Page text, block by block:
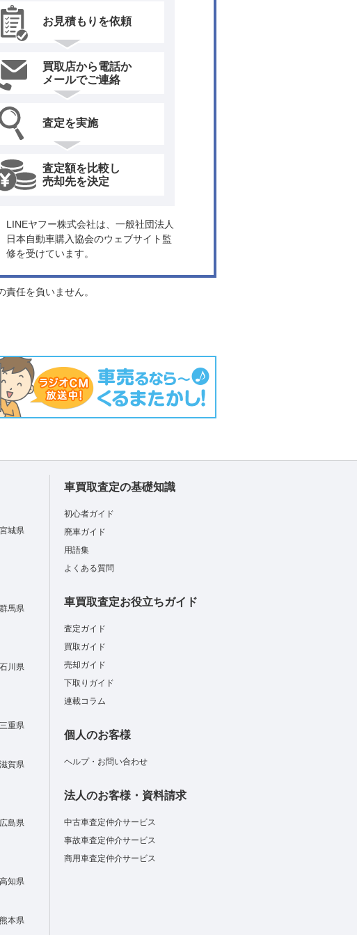
お見積もりを依頼
買取店から電話か
メールでご連絡
査定を実施
査定額を比較し
売却先を決定
LINEヤフー株式会社は、一般社団法人
日本自動車購入協会のウェブサイト監
修を受けています。
任を負いません。
宮城県
群馬県
石川県
三重県
滋賀県
広島県
高知県
熊本県
車買取査定の基礎知識
初心者ガイド
廃車ガイド
用語集
よくある質問
車買取査定お役立ちガイド
査定ガイド
買取ガイド
売却ガイド
下取りガイド
連載コラム
個人のお客様
ヘルプ・お問い合わせ
法人のお客様・資料請求
中古車査定仲介サービス
事故車査定仲介サービス
商用車査定仲介サービス